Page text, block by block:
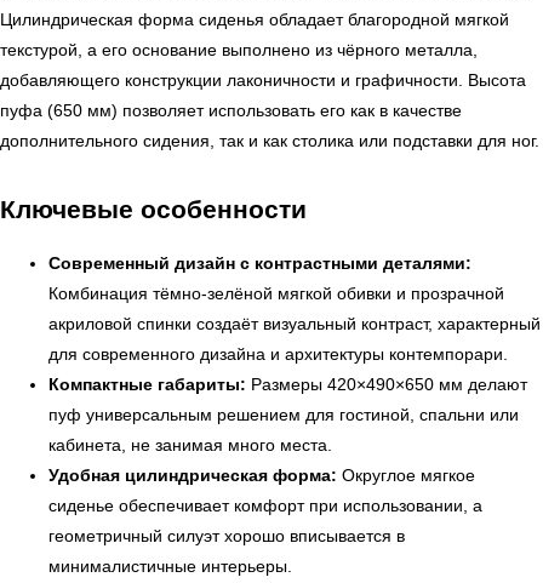
Цилиндрическая форма сиденья обладает благородной мягкой
текстурой, а его основание выполнено из чёрного металла,
добавляющего конструкции лаконичности и графичности. Высота
пуфа (650 мм) позволяет использовать его как в качестве
дополнительного сидения, так и как столика или подставки для ног.
Ключевые особенности
Современный дизайн с контрастными деталями:
Комбинация тёмно-зелёной мягкой обивки и прозрачной
акриловой спинки создаёт визуальный контраст, характерный
для современного дизайна и архитектуры контемпорари.
Компактные габариты: Размеры 420×490×650 мм делают
пуф универсальным решением для гостиной, спальни или
кабинета, не занимая много места.
Удобная цилиндрическая форма: Округлое мягкое
сиденье обеспечивает комфорт при использовании, а
геометричный силуэт хорошо вписывается в
минималистичные интерьеры.